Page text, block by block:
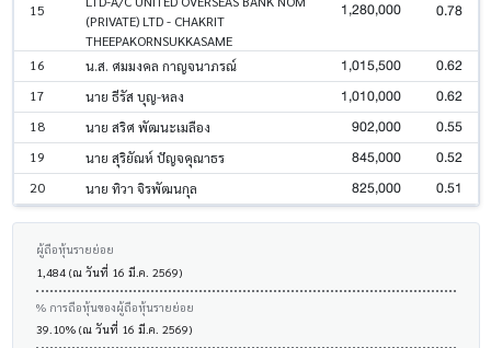
15
(PRIVATE) LTD - CHAKRIT
THEEPAKORNSUKKASAME
1,280,000 0.78
16 น.ส. ศมมงคล กาญจนาภรณ์ 1,015,500 0.62
17 นาย ธีรัส บุญ-หลง 1,010,000 0.62
18 นาย สริศ พัฒนะเมลือง 902,000 0.55
19 นาย สุริยัณห์ ปัญจคุณาธร 845,000 0.52
20 นาย ทิวา จิรพัฒนกุล 825,000 0.51
ผู้ถือหุ้นรายย่อย
1,484 (ณ วันที่ 16 มี.ค. 2569)
% การถือหุ้นของผู้ถือหุ้นรายย่อย
39.10% (ณ วันที่ 16 มี.ค. 2569)